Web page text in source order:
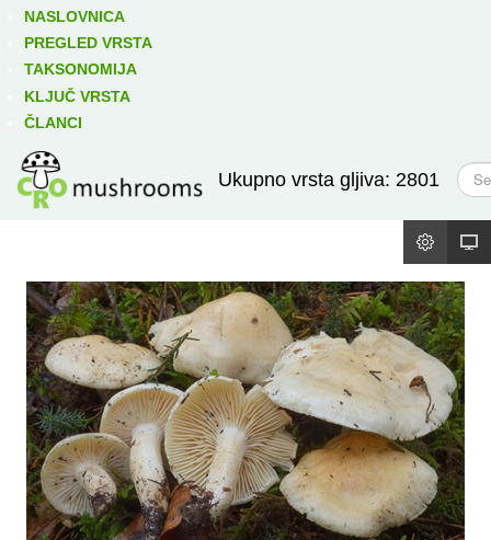
NASLOVNICA
PREGLED VRSTA
TAKSONOMIJA
KLJUČ VRSTA
ČLANCI
Ukupno vrsta gljiva: 2801
T
r
ž
Izravno podređene niže takse: